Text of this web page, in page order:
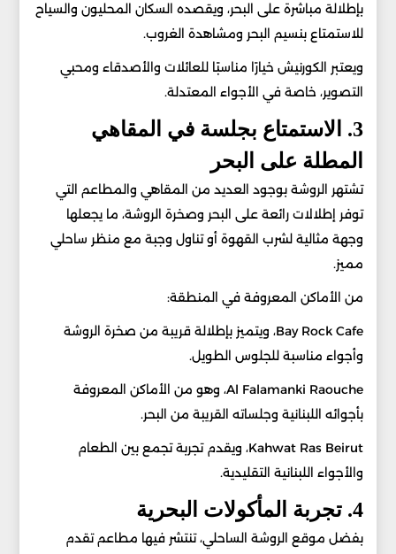
بإطلالة مباشرة على البحر، ويقصده السكان المحليون والسياح
للاستمتاع بنسيم البحر ومشاهدة الغروب.
ويعتبر الكورنيش خيارًا مناسبًا للعائلات والأصدقاء ومحبي
التصوير، خاصة في الأجواء المعتدلة.
3. الاستمتاع بجلسة في المقاهي
المطلة على البحر
تشتهر الروشة بوجود العديد من المقاهي والمطاعم التي
توفر إطلالات رائعة على البحر وصخرة الروشة، ما يجعلها
وجهة مثالية لشرب القهوة أو تناول وجبة مع منظر ساحلي
مميز.
من الأماكن المعروفة في المنطقة:
Bay Rock Cafe، ويتميز بإطلالة قريبة من صخرة الروشة
وأجواء مناسبة للجلوس الطويل.
Al Falamanki Raouche، وهو من الأماكن المعروفة
بأجوائه اللبنانية وجلساته القريبة من البحر.
Kahwat Ras Beirut، ويقدم تجربة تجمع بين الطعام
والأجواء اللبنانية التقليدية.
4. تجربة المأكولات البحرية
بفضل موقع الروشة الساحلي، تنتشر فيها مطاعم تقدم